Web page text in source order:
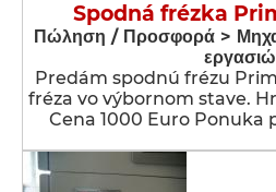
Spodná frézka
Πώληση / Προσφορά >
Predám spodnú frézu
fréza vo výbornom stave.
Cena 1000 Euro Ponuka